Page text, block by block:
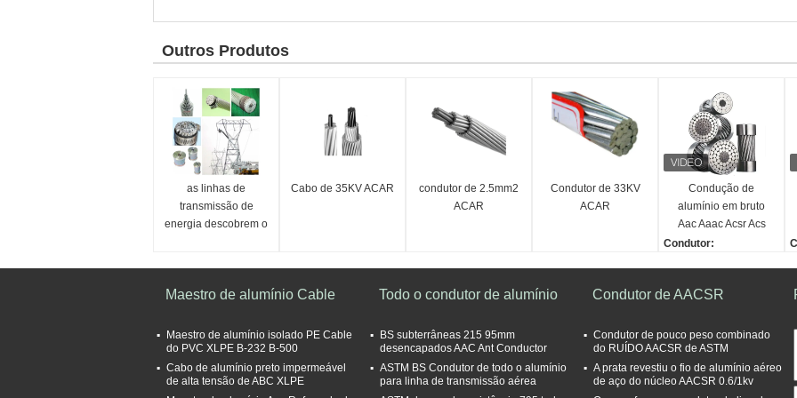
Outros Produtos
as linhas de
transmissão de
energia descobrem o
Cabo de 35KV ACAR
condutor de 2.5mm2
ACAR
Condutor de 33KV
ACAR
Condução de
alumínio em bruto
Aac Aaac Acsr Acs
Acar Sac
Condutor:
Ligação de alumínio
De prata
Isolamento:
Desnudos
Maestro de alumínio Cable
Maestro de alumínio isolado PE Cable
do PVC XLPE B-232 B-500
Cabo de alumínio preto impermeável
de alta tensão de ABC XLPE
Todo o condutor de alumínio
BS subterrâneas 215 95mm
desencapados AAC Ant Conductor
ASTM BS Condutor de todo o alumínio
para linha de transmissão aérea
Condutor de AACSR
Condutor de pouco peso combinado
do RUÍDO AACSR de ASTM
A prata revestiu o fio de alumínio aéreo
de aço do núcleo AACSR 0.6/1kv